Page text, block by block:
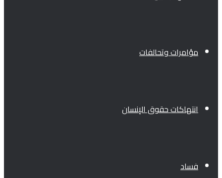
مؤامرات وتحالفات
انتهاكات حقوق الإنسان
فساد